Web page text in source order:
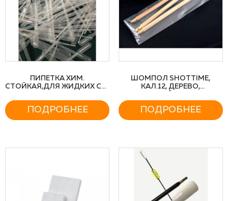
ПИПЕТКА ХИМ.
СТОЙКАЯ,ДЛЯ ЖИДКИХ СР-
ПОДРОБНЕЕ
ШОМПОЛ SHOTTIME,
КАЛ.12, ДЕРЕВО,
ПОДРОБНЕЕ